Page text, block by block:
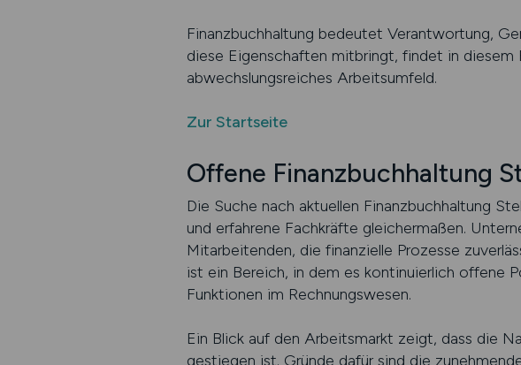
Finanzbuchhaltung bedeutet Verantwortung,
diese Eigenschaften mitbringt, findet in diesem
abwechslungsreiches Arbeitsumfeld.
Zur Startseite
Offene Finanzbuchhaltung
Die Suche nach aktuellen Finanzbuchhaltung
und erfahrene Fachkräfte gleichermaßen.
Mitarbeitenden, die finanzielle Prozesse
ist ein Bereich, in dem es kontinuierlich offene
Funktionen im Rechnungswesen.
Ein Blick auf den Arbeitsmarkt zeigt, dass die
gestiegen ist. Gründe dafür sind die